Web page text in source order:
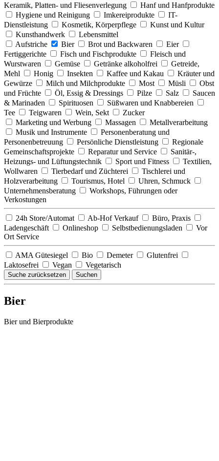
Keramik, Platten- und Fliesenverlegung
Hanf und Hanfprodukte
Hygiene und Reinigung
Imkereiprodukte
IT-
Dienstleistung
Kosmetik, Körperpflege
Kunst und Kultur
Kunsthandwerk
Lebensmittel
Aufstriche
Bier Brot und Backwaren
Eier
Fertiggerichte
Fisch und Fischprodukte
Fleisch und
Wurstwaren
Gemüse Getränke alkoholfrei
Getreide,
Mehl
Honig Insekten Kaffee und Kakau
Kräuter und
Gewürze
Milch und Milchprodukte Most Müsli
Obst
und Früchte
Öl, Essig & Dressings Pilze Salz
Saucen
& Marinaden
Spirituosen
Süßwaren und Knabbereien
Tee
Teigwaren Wein, Sekt
Zucker
Marketing und Werbung
Massagen
Metallverarbeitung
Musik und Instrumente
Personenberatung und
Personenbetreuung
Persönliche Dienstleistung
Regionale
Gemeinschaftsprojekte
Reparatur und Service
Sanitär-,
Heizungs- und Lüftungstechnik
Sport und Fitness
Textilien,
Wollwaren
Tierbedarf und Züchterei
Tischlerei und
Holzverarbeitung
Tourismus, Hotel
Uhren, Schmuck
Unternehmensberatung
Workshops, Führungen oder
Verkostungen
24h Store/Automat Ab-Hof Verkauf
Büro, Praxis
Ladengeschäft
Onlineshop Selbstbedienungsladen
Vor
Ort Service
AMA Gütesiegel Bio Demeter
Glutenfrei
Laktosefrei
Vegan Vegetarisch
Suche zurücksetzen Suchen
Bier
Bier und Bierprodukte